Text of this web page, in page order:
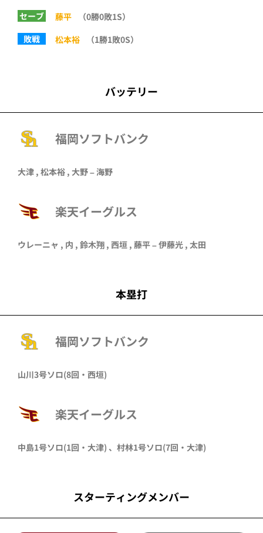
セーブ
藤平
（0勝0敗1S）
敗戦
松本裕 （1勝1敗0S）
バッテリー
福岡ソフトバンク
大津 , 松本裕 , 大野–海野
楽天イーグルス
ウレーニャ , 内 , 鈴木翔 , 西垣 , 藤平–伊藤光 , 太田
本塁打
福岡ソフトバンク
山川3号ソロ(8回・ 西垣)
楽天イーグルス
中島1号ソロ(1回・ 大津) 、 村林1号ソロ(7回・ 大津)
スターティングメンバー